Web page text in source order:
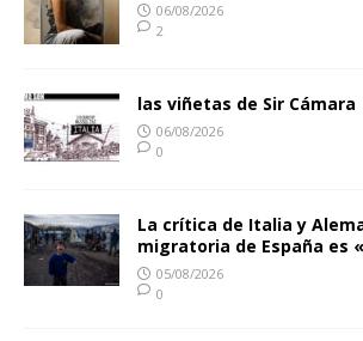
06/08/2026
2
las viñetas de Sir Cámara
06/08/2026
0
La crítica de Italia y
migratoria de España es
05/08/2026
0